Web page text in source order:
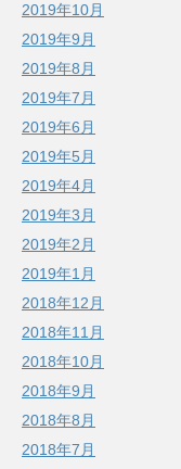
2019年10月
2019年9月
2019年8月
2019年7月
2019年6月
2019年5月
2019年4月
2019年3月
2019年2月
2019年1月
2018年12月
2018年11月
2018年10月
2018年9月
2018年8月
2018年7月